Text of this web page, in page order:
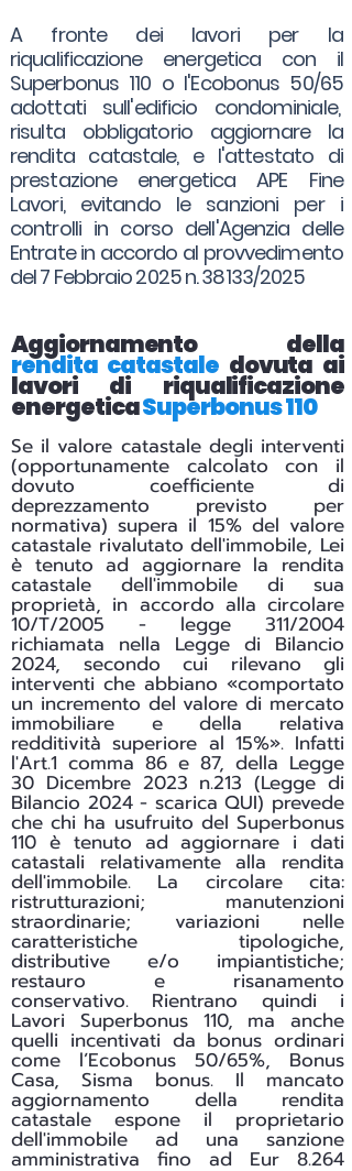
A fronte dei lavori per la
riqualificazione energetica con il
Superbonus 110 o l'Ecobonus 50/65
adottati sull'edificio condominiale,
risulta obbligatorio aggiornare la
rendita catastale, e l'attestato di
prestazione energetica APE Fine
Lavori, evitando le sanzioni per i
controlli in corso dell'Agenzia delle
Entrate in accordo al provvedimento
del 7 Febbraio 2025 n. 38133/2025
Aggiornamento della
rendita catastale dovuta ai
lavori di riqualificazione
energeticaSuperbonus 110
Se il valore catastale degli interventi
(opportunamente calcolato con il
dovuto coefficiente di
deprezzamento previsto per
normativa) supera il 15% del valore
catastale rivalutato dell'immobile, Lei
è tenuto ad aggiornare la rendita
catastale dell'immobile di sua
proprietà, in accordo alla circolare
10/T/2005 - legge 311/2004
richiamata nella Legge di Bilancio
2024, secondo cui rilevano gli
interventi che abbiano «comportato
un incremento del valore di mercato
immobiliare e della relativa
redditività superiore al 15%». Infatti
l'Art.1 comma 86 e 87, della Legge
30 Dicembre 2023 n.213 (Legge di
Bilancio 2024 - scaricaQUI) prevede
che chi ha usufruito del Superbonus
110 è tenuto ad aggiornare i dati
catastali relativamente alla rendita
dell'immobile. La circolare cita:
ristrutturazioni; manutenzioni
straordinarie; variazioni nelle
caratteristiche tipologiche,
distributive e/o impiantistiche;
restauro e risanamento
conservativo. Rientrano quindi i
Lavori Superbonus 110, ma anche
quelli incentivati da bonus ordinari
come l’Ecobonus 50/65%, Bonus
Casa, Sisma bonus. Il mancato
aggiornamento della rendita
catastale espone il proprietario
dell'immobile ad una sanzione
amministrativa fino ad Eur 8.264